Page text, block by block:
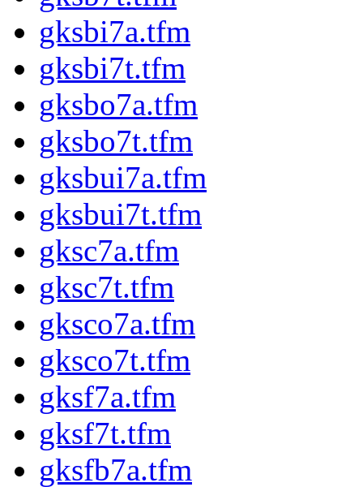
gksbi7a.tfm
gksbi7t.tfm
gksbo7a.tfm
gksbo7t.tfm
gksbui7a.tfm
gksbui7t.tfm
gksc7a.tfm
gksc7t.tfm
gksco7a.tfm
gksco7t.tfm
gksf7a.tfm
gksf7t.tfm
gksfb7a.tfm